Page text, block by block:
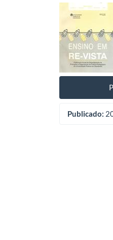
Barra
lateral
de
artigos
Publicado: